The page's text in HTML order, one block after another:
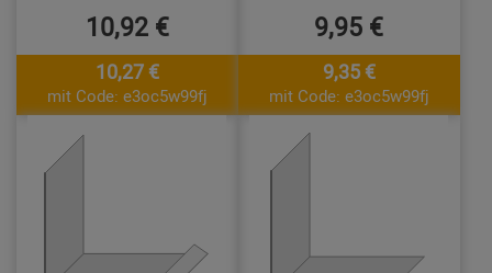
10,92 €
10,27 €
mit Code: e3oc5w99fj
9,95 €
9,35 €
mit Code: e3oc5w99fj